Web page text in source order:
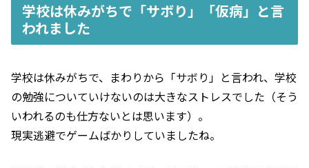
学校は休みがちで「サボり」「仮病」と言
われました
学校は休みがちで、まわりから「サボり」と言われ、学校
の勉強についていけないのは大きなストレスでした（そう
いわれるのも仕方ないとは思います）。
現実逃避でゲームばかりしていましたね。